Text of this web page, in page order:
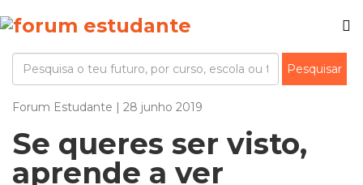
Forum Estudante | 28 junho 2019
Se queres ser visto,
aprende a ver